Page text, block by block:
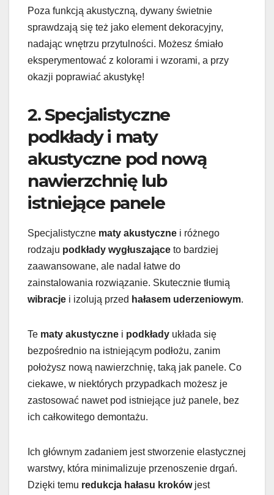
Poza funkcją akustyczną, dywany świetnie
sprawdzają się też jako element dekoracyjny,
nadając wnętrzu przytulności. Możesz śmiało
eksperymentować z kolorami i wzorami, a przy
okazji poprawiać akustykę!
2. Specjalistyczne
podkłady i maty
akustyczne pod nową
nawierzchnię lub
istniejące panele
Specjalistyczne maty akustyczne i różnego
rodzaju podkłady wygłuszające to bardziej
zaawansowane, ale nadal łatwe do
zainstalowania rozwiązanie. Skutecznie tłumią
wibracje i izolują przed hałasem uderzeniowym.
Te maty akustyczne i podkłady układa się
bezpośrednio na istniejącym podłożu, zanim
położysz nową nawierzchnię, taką jak panele. Co
ciekawe, w niektórych przypadkach możesz je
zastosować nawet pod istniejące już panele, bez
ich całkowitego demontażu.
Ich głównym zadaniem jest stworzenie elastycznej
warstwy, która minimalizuje przenoszenie drgań.
Dzięki temu redukcja hałasu krokówjest